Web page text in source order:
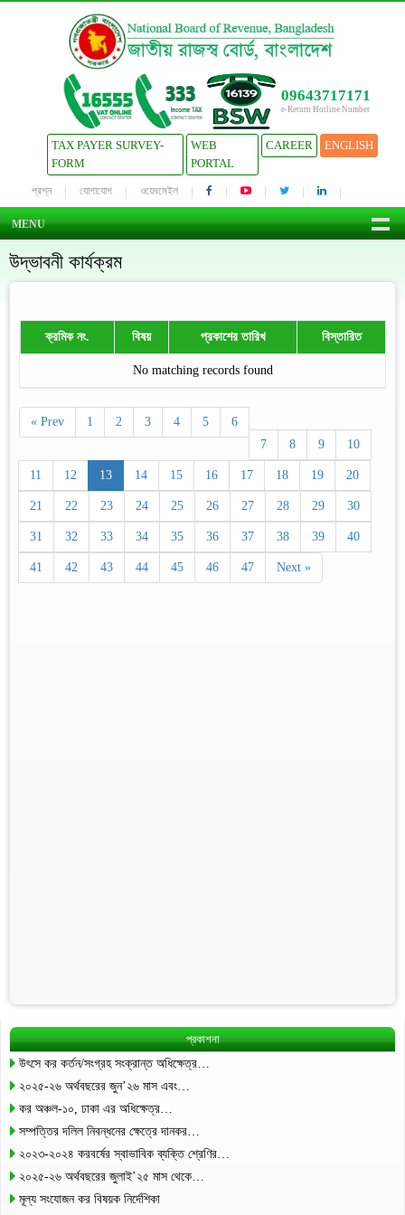
09643717171
e-Return Hotline Number
TAX PAYER SURVEY-
FORM
WEB
PORTAL
CAREER ENGLISH
প্রশ্ন যোগাযোগ ওয়েবমেইল
MENU
উদ্ভাবনী কার্যক্রম
ক্রমিক নং. বিষয় প্রকাশের তারিখ বিস্তারিত
No matching records found
« Prev 1 2 3 4 5
6
7
8 9 10
11 12 13 14 15 16 17 18 19 20
21 22 23 24 25 26 27 28 29 30
31 32 33 34 35 36 37 38 39 40
41 42 43 44 45 46 47 Next »
প্রকাশনা
উৎসে কর কর্তন/সংগ্রহ সংক্রান্ত অধিক্ষেত্র…
২০২৫-২৬ অর্থবছরের জুন’২৬ মাস এবং…
কর অঞ্চল-১০, ঢাকা এর অধিক্ষেত্র…
সম্পত্তির দলিল নিবন্ধনের ক্ষেত্রে দানকর…
২০২৩-২০২৪ করবর্ষের স্বাভাবিক ব্যক্তি শ্রেণির…
২০২৫-২৬ অর্থবছরের জুলাই’২৫ মাস থেকে…
মূল্য সংযোজন কর বিষয়ক নির্দেশিকা